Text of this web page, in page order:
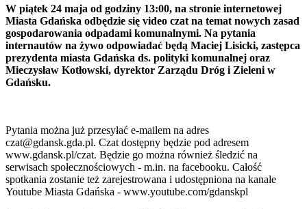
W piątek 24 maja od godziny 13:00, na stronie internetowej
Miasta Gdańska odbędzie się video czat na temat nowych zasad
gospodarowania odpadami komunalnymi. Na pytania
internautów na żywo odpowiadać będą Maciej Lisicki, zastępca
prezydenta miasta Gdańska ds. polityki komunalnej oraz
Mieczysław Kotłowski, dyrektor Zarządu Dróg i Zieleni w
Gdańsku.
Pytania można już przesyłać e-mailem na adres
czat@gdansk.gda.pl. Czat dostępny będzie pod adresem
www.gdansk.pl/czat. Będzie go można również śledzić na
serwisach społecznościowych - m.in. na facebooku. Całość
spotkania zostanie też zarejestrowana i udostępniona na kanale
Youtube Miasta Gdańska - www.youtube.com/gdanskpl